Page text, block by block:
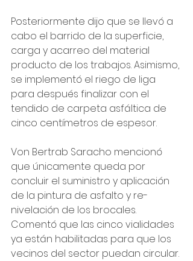
Posteriormente dijo que se llevó a
cabo el barrido de la superficie,
carga y acarreo del material
producto de los trabajos. Asimismo,
se implementó el riego de liga
para después finalizar con el
tendido de carpeta asfáltica de
cinco centímetros de espesor.
Von Bertrab Saracho mencionó
que únicamente queda por
concluir el suministro y aplicación
de la pintura de asfalto y re-
nivelación de los brocales.
Comentó que las cinco vialidades
ya están habilitadas para que los
vecinos del sector puedan circular.